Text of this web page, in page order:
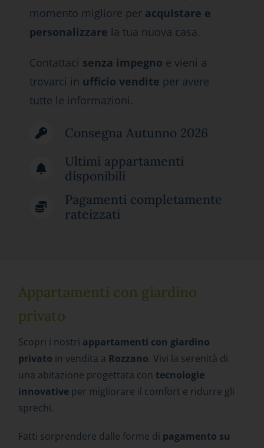
momento migliore per acquistare e
personalizzare la tua nuova casa.
Contattaci senza impegno e vieni a
trovarci in ufficio vendite per avere
tutte le informazioni.
Consegna Autunno 2026
Ultimi appartamenti
disponibili
Pagamenti completamente
rateizzati
Appartamenti con giardino
privato
Scopri i nostri appartamenti con giardino
privato in vendita a Rozzano. Vivi la serenità di
una abitazione progettata con tecnologie
innovativeper migliorare il comfort e ridurre gli
sprechi.
Fatti sorprendere dalle forme di pagamento su